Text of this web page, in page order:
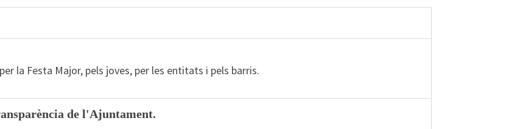
la Festa Major, pels joves, per les entitats i pels barris.
de l'Ajuntament.